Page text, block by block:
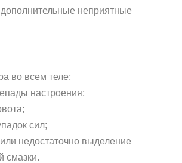
неприятные
во всем теле;
настроения;
сил;
недостаточно выделение
смазки.